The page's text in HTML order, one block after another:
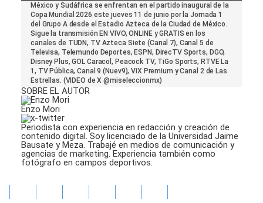
seconds
minute,
seconds
México y Sudáfrica se enfrentan en el partido inaugural de la
Copa Mundial 2026 este jueves 11 de junio por la Jornada 1
del Grupo A desde el Estadio Azteca de la Ciudad de México.
Sigue la transmisión EN VIVO, ONLINE y GRATIS en los
canales de TUDN, TV Azteca Siete (Canal 7), Canal 5 de
Televisa, Telemundo Deportes, ESPN, DirecTV Sports, DGO,
Disney Plus, GOL Caracol, Peacock TV, TiGo Sports, RTVE La
1, TV Pública, Canal 9 (Nuev9), ViX Premium y Canal 2 de Las
Estrellas. (VIDEO de X @miseleccionmx)
SOBRE EL AUTOR
Enzo Mori
Periodista con experiencia en redacción y creación de
contenido digital. Soy licenciado de la Universidad Jaime
Bausate y Meza. Trabajé en medios de comunicación y
agencias de marketing. Experiencia también como
fotógrafo en campos deportivos.